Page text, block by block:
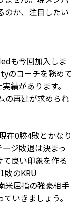
のか、注目したい
も今回加入しま
のコーチを務めて
績があります。
の再建が求められ
在0勝4敗とかなり
ジ敗退は決まっ
良い印象を作る
敗のKRÜ
米屈指の強豪相手
いきましょう。